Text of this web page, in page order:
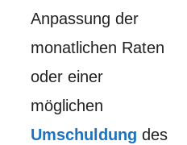
Anpassung der
monatlichen Raten
oder einer
möglichen
Umschuldung des